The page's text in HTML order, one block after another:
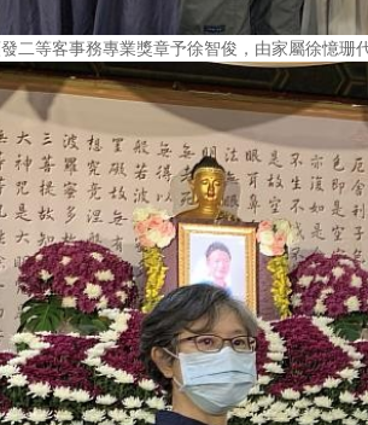
二等客事務專業獎章予徐智俊，由家屬徐憶珊